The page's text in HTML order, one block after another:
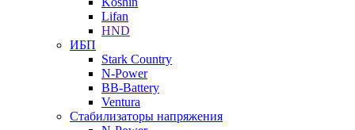
Lifan
HND
ИБП
Stark Country
N-Power
BB-Battery
Ventura
Стабилизаторы напряжения